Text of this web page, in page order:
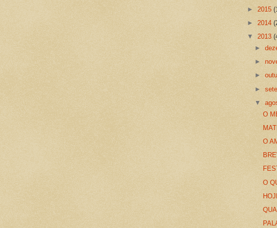
► 2015
► 2014
▼ 2013
►
►
►
►
▼
O
O
O